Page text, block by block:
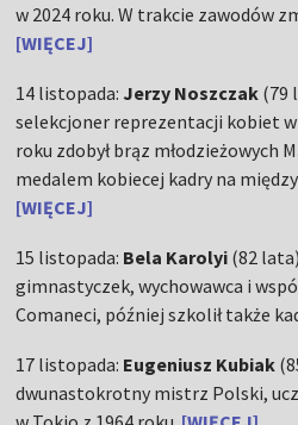
w 2024 roku. W trakcie zawodów
[WIĘCEJ]
14 listopada: Jerzy Noszczak (79
selekcjoner reprezentacji kobiet w
roku zdobył brąz młodzieżowych
medalem kobiecej kadry na
[WIĘCEJ]
15 listopada: Bela Karolyi (82
gimnastyczek, wychowawca i
Comaneci, później szkolił także
17 listopada: Eugeniusz Kubiak
dwunastokrotny mistrz Polski,